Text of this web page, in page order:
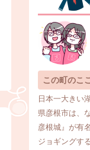
この町のこ
日本一大きい
県彦根市は、
彦根城』が有
ジョギングす